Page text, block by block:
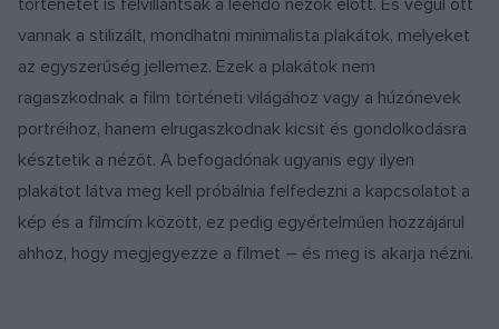
történetet is felvillantsák a leendő nézők előtt. És végül ott
vannak a stilizált, mondhatni minimalista plakátok, melyeket
az egyszerűség jellemez. Ezek a plakátok nem
ragaszkodnak a film történeti világához vagy a húzónevek
portréihoz, hanem elrugaszkodnak kicsit és gondolkodásra
késztetik a nézőt. A befogadónak ugyanis egy ilyen
plakátot látva meg kell próbálnia felfedezni a kapcsolatot a
kép és a filmcím között, ez pedig egyértelműen hozzájárul
ahhoz, hogy megjegyezze a filmet – és meg is akarja nézni.